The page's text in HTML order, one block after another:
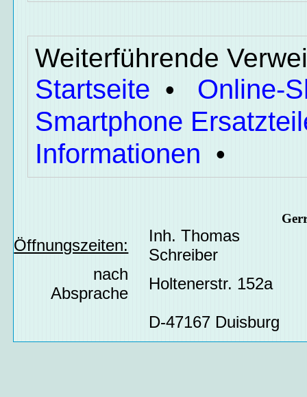
Weiterführende
Startseite • Online-
Smartphone
Informationen •
Öffnungszeiten:
Inh. Thomas
Schreiber
nach
Absprache
Holtenerstr. 152a
D-47167 Duisburg